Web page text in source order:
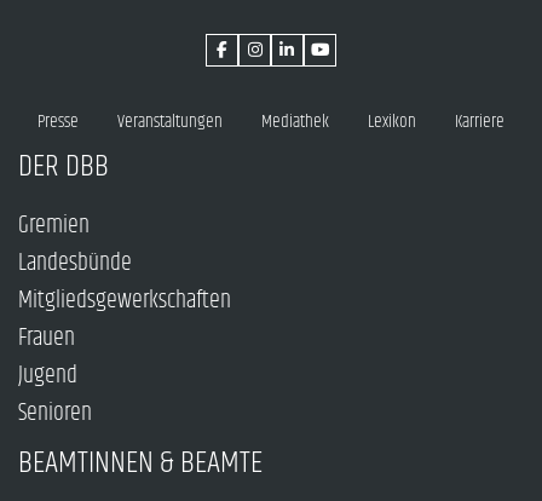
Presse Veranstaltungen Mediathek Lexikon Karriere
DER DBB
Gremien
Landesbünde
Mitgliedsgewerkschaften
Frauen
Jugend
Senioren
BEAMTINNEN & BEAMTE